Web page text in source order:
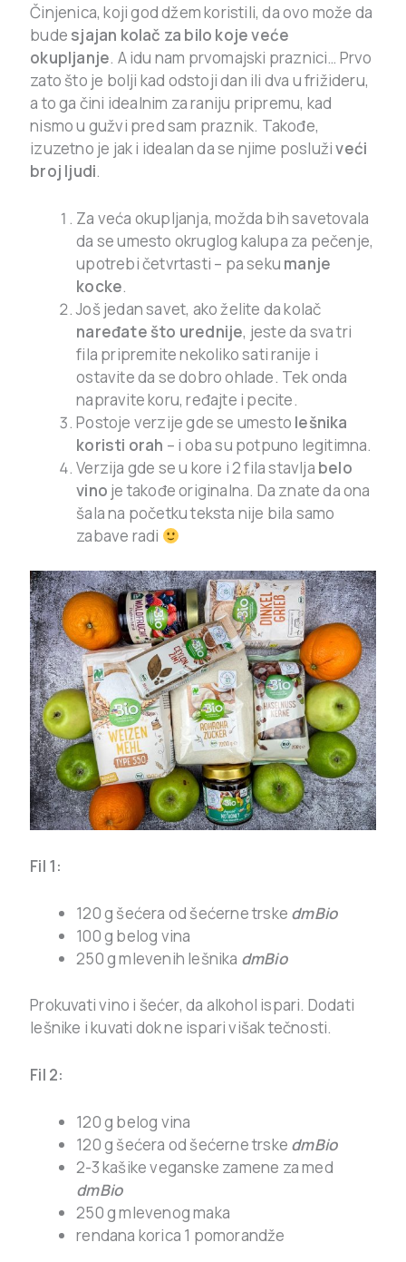
Činjenica, koji god džem koristili, da ovo može da
bude sjajan kolač za bilo koje veće
okupljanje. A idu nam prvomajski praznici… Prvo
zato što je bolji kad odstoji dan ili dva u frižideru,
a to ga čini idealnim za raniju pripremu, kad
nismo u gužvi pred sam praznik. Takođe,
izuzetno je jak i idealan da se njime posluživeći
broj ljudi.
Za veća okupljanja, možda bih savetovala
da se umesto okruglog kalupa za pečenje,
upotrebi četvrtasti – pa seku manje
kocke.
Još jedan savet, ako želite da kolač
naređate što urednije, jeste da sva tri
fila pripremite nekoliko sati ranije i
ostavite da se dobro ohlade. Tek onda
napravite koru, ređajte i pecite.
Postoje verzije gde se umesto lešnika
koristi orah – i oba su potpuno legitimna.
Verzija gde se u kore i 2 fila stavlja belo
vino je takođe originalna. Da znate da ona
šala na početku teksta nije bila samo
zabave radi
Fil 1:
120 g šećera od šećerne trske dmBio
100 g belog vina
250 g mlevenih lešnika dmBio
Prokuvati vino i šećer, da alkohol ispari. Dodati
lešnike i kuvati dok ne ispari višak tečnosti.
Fil 2:
120 g belog vina
120 g šećera od šećerne trske dmBio
2-3 kašike veganske zamene za med
dmBio
250 g mlevenog maka
rendana korica 1 pomorandže